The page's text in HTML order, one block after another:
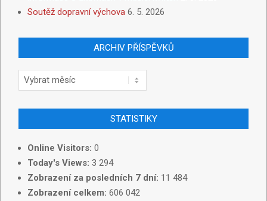
Soutěž dopravní výchova 6. 5. 2026
ARCHIV PŘÍSPĚVKŮ
STATISTIKY
Online Visitors: 0
Today's Views: 3 294
Zobrazení za posledních 7 dní: 11 484
Zobrazení celkem: 606 042